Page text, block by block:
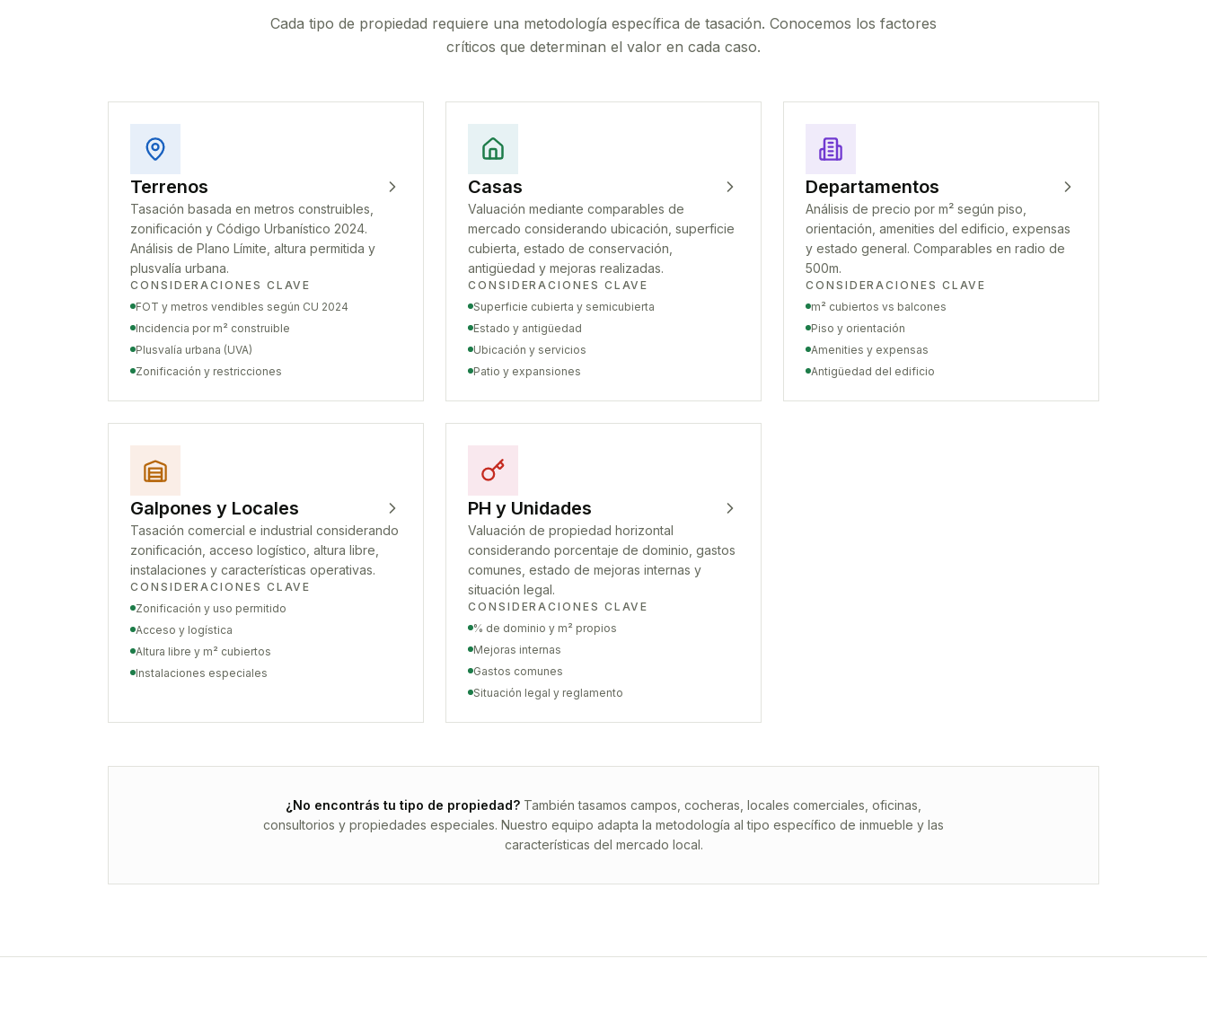
Cada tipo de propiedad requiere una metodología específica de tasación. Conocemos los factores
críticos que determinan el valor en cada caso.
Terrenos
Tasación basada en metros construibles,
zonificación y Código Urbanístico 2024.
Análisis de Plano Límite, altura permitida y
plusvalía urbana.
CONSIDERACIONES CLAVE
FOT y metros vendibles según CU 2024
Incidencia por m² construible
Plusvalía urbana (UVA)
Zonificación y restricciones
Casas
Valuación mediante comparables de
mercado considerando ubicación, superficie
cubierta, estado de conservación,
antigüedad y mejoras realizadas.
CONSIDERACIONES CLAVE
Superficie cubierta y semicubierta
Estado y antigüedad
Ubicación y servicios
Patio y expansiones
Departamentos
Análisis de precio por m² según piso,
orientación, amenities del edificio, expensas
y estado general. Comparables en radio de
500m.
CONSIDERACIONES CLAVE
m² cubiertos vs balcones
Piso y orientación
Amenities y expensas
Antigüedad del edificio
Galpones y Locales
Tasación comercial e industrial considerando
zonificación, acceso logístico, altura libre,
instalaciones y características operativas.
CONSIDERACIONES CLAVE
Zonificación y uso permitido
Acceso y logística
Altura libre y m² cubiertos
Instalaciones especiales
PH y Unidades
Valuación de propiedad horizontal
considerando porcentaje de dominio, gastos
comunes, estado de mejoras internas y
situación legal.
CONSIDERACIONES CLAVE
% de dominio y m² propios
Mejoras internas
Gastos comunes
Situación legal y reglamento
¿No encontrás tu tipo de propiedad? También tasamos campos, cocheras, locales comerciales, oficinas,
consultorios y propiedades especiales. Nuestro equipo adapta la metodología al tipo específico de inmueble y las
características del mercado local.